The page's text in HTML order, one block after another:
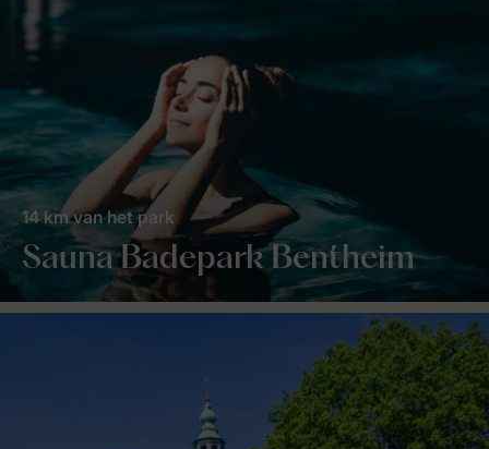
Sauna Badepark Bentheim
14 km van het park